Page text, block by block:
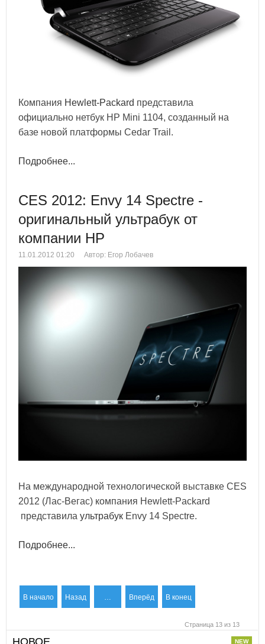
Компания Hewlett-Packard представила
официально нетбук HP Mini 1104, созданный на
базе новой платформы Cedar Trail.
Подробнее...
CES 2012: Envy 14 Spectre -
оригинальный ультрабук от
компании HP
11.01.2012 01:20 Автор: Егор Лобачев
На международной технологической выставке CES
2012 (Лас-Вегас) компания Hewlett-Packard
представила ультрабук Envy 14 Spectre.
Подробнее...
В начало Назад … Вперёд В конец
Страница 13 из 13